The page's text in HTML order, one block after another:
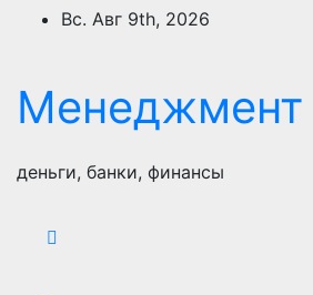
ПерейтиВс. Авг 9th, 2026
Менеджмент
деньги, банки, финансы